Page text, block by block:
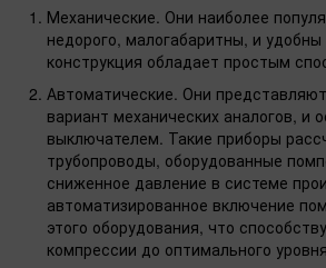
Механические. Они наиболее
недорого, малогабаритны, и
конструкция обладает простым
Автоматические. Они
вариант механических аналогов, и
выключателем. Такие приборы
трубопроводы, оборудованные
сниженное давление в системе
автоматизированное включение
этого оборудования, что
компрессии до оптимального